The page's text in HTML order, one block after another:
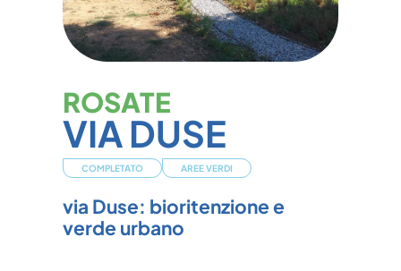
ROSATE
VIA DUSE
COMPLETATO AREE VERDI
via Duse: bioritenzione e
verde urbano